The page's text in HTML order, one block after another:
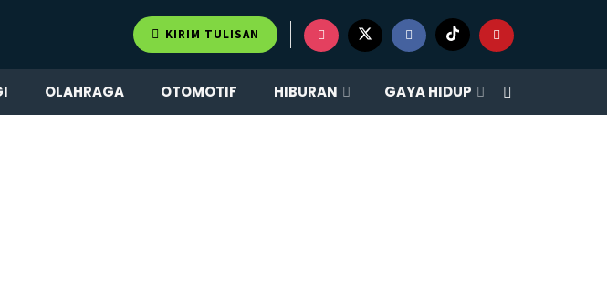
KIRIM TULISAN
OLAHRAGA OTOMOTIF HIBURAN GAYA HIDUP